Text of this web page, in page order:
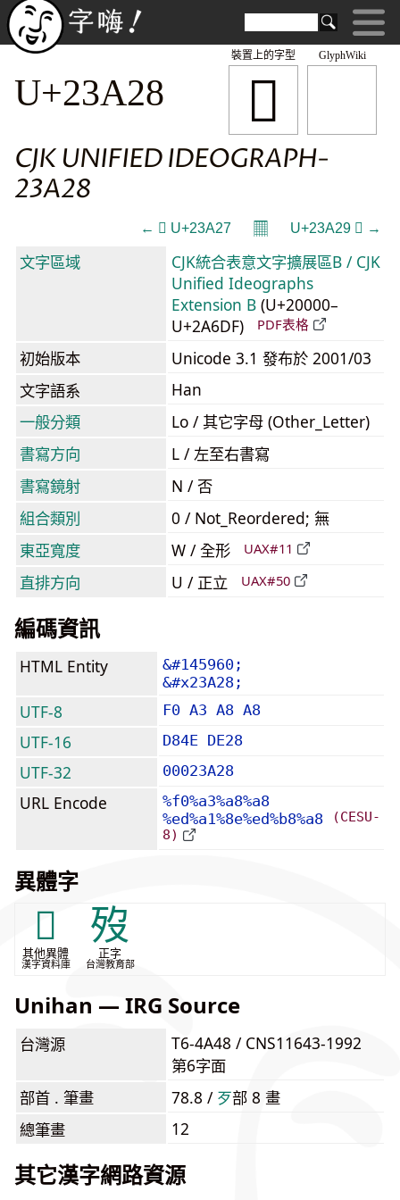
GlyphWiki
𣨨
裝置上的字型
U+23A28
CJK UNIFIED IDEOGRAPH-
23A28
← 𣨧 U+23A27 𝄜 U+23A29 𣨩 →
文字區域
CJK統合表意文字擴展區B / CJK
Unified Ideographs
Extension B (U+20000–
U+2A6DF)
PDF表格
初始版本
Unicode 3.1 發布於 2001/03
文字語系
Han
一般分類
Lo / 其它字母 (Other_Letter)
書寫方向
L / 左至右書寫
書寫鏡射
N / 否
組合類別
0 / Not_Reordered; 無
東亞寬度
W / 全形 UAX#11
直排方向 U / 正立 UAX#50
編碼資訊
HTML Entity
&#145960;
&#x23A28;
UTF-8 F0 A3 A8 A8
UTF-16 D84E DE28
UTF-32 00023A28
URL Encode
%f0%a3%a8%a8
%ed%a1%8e%ed%b8%a8
(CESU-
8)
異體字
𣨏
其他異體
漢字資料庫
歿
正字
台灣教育部
Unihan — IRG Source
台灣源
T6-4A48 / CNS11643-1992
第6字面
部首 . 筆畫
78.8 / ⽍部 8 畫
總筆畫
12
其它漢字網路資源